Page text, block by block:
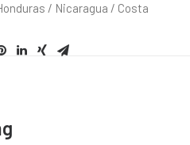
/ Nicaragua / Costa